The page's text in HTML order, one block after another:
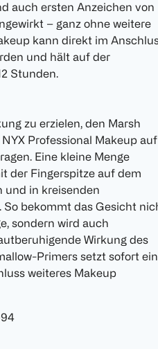
auch ersten Anzeichen von
– ganz ohne weitere
kann direkt im
und hält auf der
Stunden.
zu erzielen, den Marsh
Professional Makeup auf
Eine kleine Menge
der Fingerspitze auf dem
und in kreisenden
So bekommt das Gesicht
sondern wird auch
Wirkung des
Primers setzt sofort
weiteres Makeup